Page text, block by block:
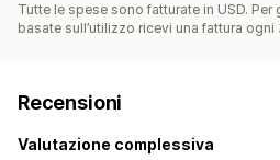
Tutte le spese sono fatturate in USD.
basate sull’utilizzo ricevi una fattura ogni
Recensioni
Valutazione complessiva